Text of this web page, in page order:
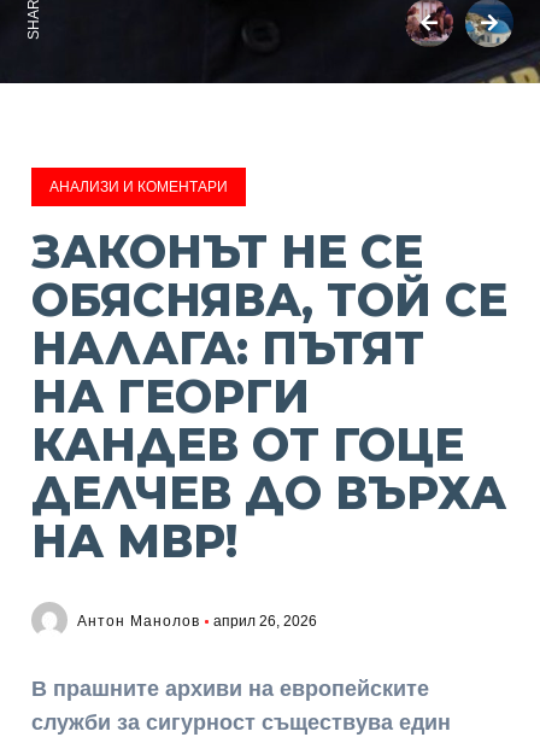
SHARE:
АНАЛИЗИ И КОМЕНТАРИ
ЗАКОНЪТ НЕ СЕ
ОБЯСНЯВА, ТОЙ СЕ
НАЛАГА: ПЪТЯТ
НА ГЕОРГИ
КАНДЕВ ОТ ГОЦЕ
ДЕЛЧЕВ ДО ВЪРХА
НА МВР!
Антон Манолов април 26, 2026
В прашните архиви на европейските
служби за сигурност съществува един